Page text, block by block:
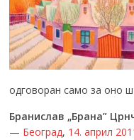
одговоран само за оно
Бранислав „Брана”
— Београд, 14. април